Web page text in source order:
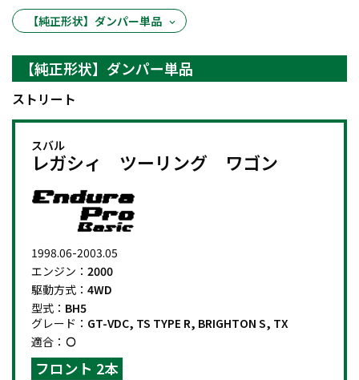
【純正形状】ダンパー単品
【純正形状】ダンパー単品
ストリート
スバル
レガシィ ツーリング ワゴン
1998.06-2003.05
エンジン： 2000
駆動方式： 4WD
型式： BH5
グレード： GT-VDC, TS TYPE R, BRIGHTON S, TX
適合：
フロント 2本